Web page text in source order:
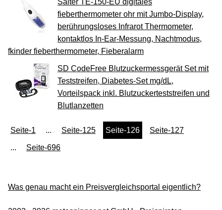
Salter TE-150-EU digitales
fieberthermometer ohr mit Jumbo-Display,
berührungsloses Infrarot Thermometer,
kontaktlos In-Ear-Messung, Nachtmodus,
fkinder fieberthermometer, Fieberalarm
SD CodeFree Blutzuckermessgerät Set mit
Teststreifen, Diabetes-Set mg/dL,
Vorteilspack inkl. Blutzuckerteststreifen und
Blutlanzetten
Seite-1 ... Seite-125 Seite-126 Seite-127
... Seite-696
Was genau macht ein Preisvergleichsportal eigentlich?